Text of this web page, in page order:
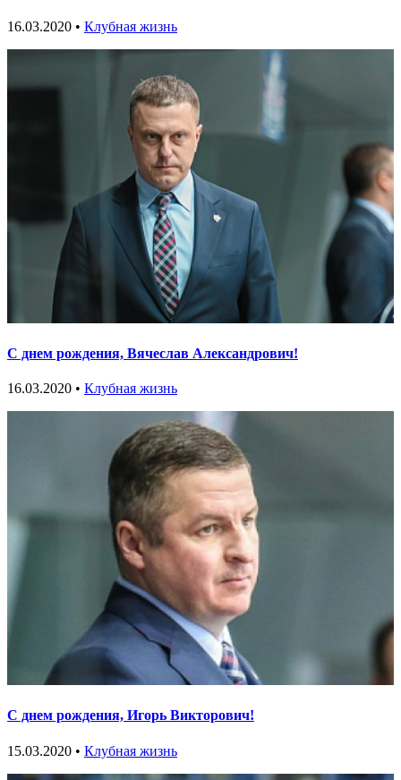
16.03.2020 • Клубная жизнь
С днем рождения, Вячеслав Александрович!
16.03.2020 • Клубная жизнь
С днем рождения, Игорь Викторович!
15.03.2020 • Клубная жизнь